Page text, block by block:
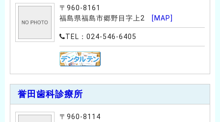
〒960-8161
福島県福島市郷野目字上2
[MAP]
TEL：024-546-6405
誉田歯科診療所
〒960-8114